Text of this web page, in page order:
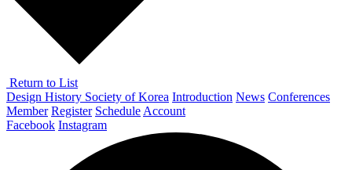
Return to List
Design History Society of Korea Introduction News Conferences
Member Register Schedule Account
Facebook Instagram